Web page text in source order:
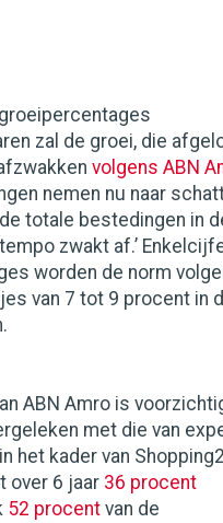
zal de groei, die
volgens ABN
nemen nu naar
totale bestedingen in
zwakt af.’
worden de norm
van 7 tot 9 procent in
ABN Amro is
met die van
het kader van
over 6 jaar 36 procent
52 procent van de